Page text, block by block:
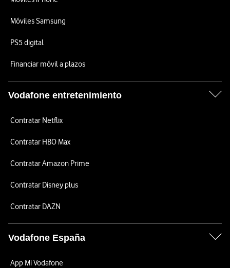
Móviles Samsung
PS5 digital
Financiar móvil a plazos
Vodafone entretenimiento
Contratar Netflix
Contratar HBO Max
Contratar Amazon Prime
Contratar Disney plus
Contratar DAZN
Vodafone España
App Mi Vodafone